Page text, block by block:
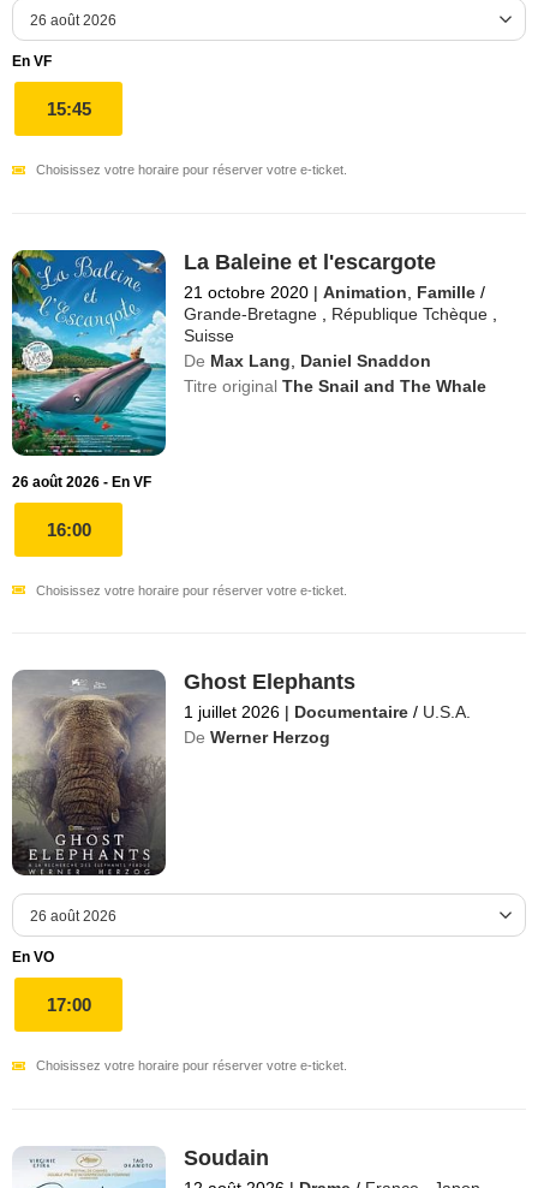
En VF
15:45
Choisissez votre horaire pour réserver votre e-ticket.
La Baleine et l'escargote
21 octobre 2020 | Animation Famille /
Grande-Bretagne
République Tchèque
Suisse
De Max Lang
Daniel Snaddon
Titre originalThe Snail and The Whale
26 août 2026 - En VF
16:00
Choisissez votre horaire pour réserver votre e-ticket.
Ghost Elephants
1 juillet 2026 | Documentaire / U.S.A.
De Werner Herzog
En VO
17:00
Choisissez votre horaire pour réserver votre e-ticket.
Soudain